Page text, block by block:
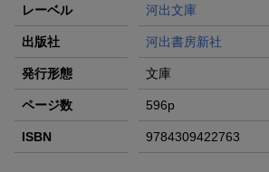
レーベル 河出文庫
出版社 河出書房新社
発行形態 文庫
ページ数 596p
ISBN 9784309422763